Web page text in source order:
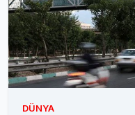
DÜNYA